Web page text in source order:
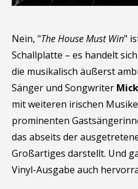
Nein, "The House Must Win"
Schallplatte – es handelt
die musikalisch äußerst
Sänger und Songwriter
mit weiteren irischen
prominenten
das abseits der
Großartiges darstellt. Und
Vinyl-Ausgabe auch